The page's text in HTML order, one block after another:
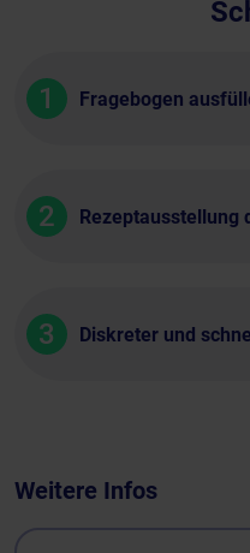
1 Fragebogen
2 Rezeptausstellung
3 Diskreter und
Weitere Infos